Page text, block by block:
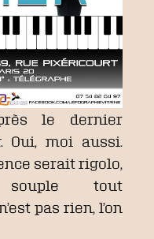
le dernier
. Oui, moi aussi.
serait rigolo,
tout
pas rien, l’on